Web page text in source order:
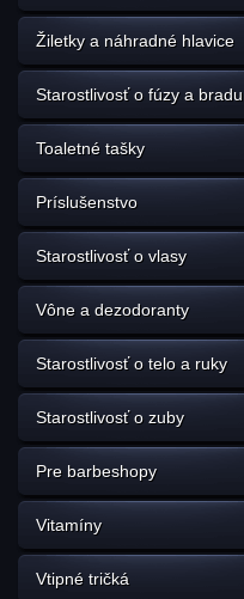
Žiletky a náhradné hlavice
Starostlivosť o fúzy a bradu
Toaletné tašky
Príslušenstvo
Starostlivosť o vlasy
Vône a dezodoranty
Starostlivosť o telo a ruky
Starostlivosť o zuby
Pre barbeshopy
Vitamíny
Vtipné tričká